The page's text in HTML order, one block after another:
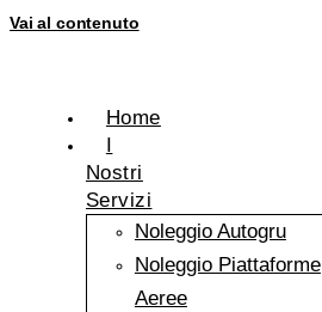
Vai al contenuto
Home
Nostri
Servizi
Noleggio Autogru
Noleggio Piattaforme
Aeree